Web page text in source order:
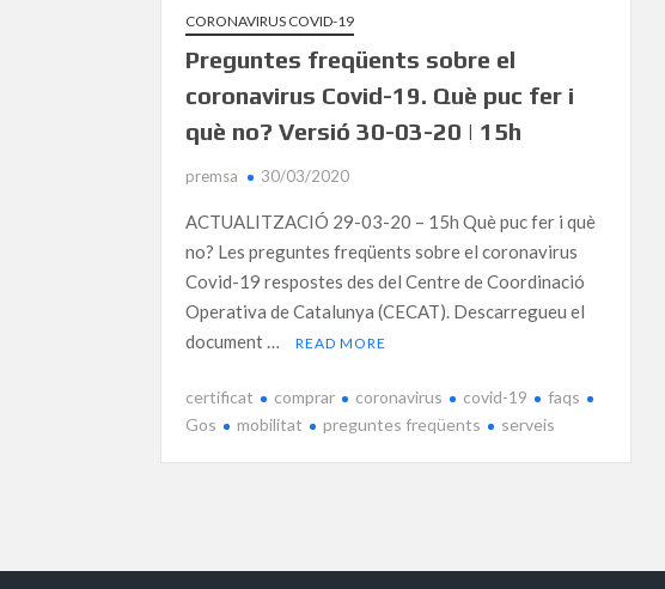
CORONAVIRUS COVID-19
Preguntes freqüents sobre el
coronavirus Covid-19. Què puc fer i
què no? Versió 30-03-20 | 15h
premsa 30/03/2020
ACTUALITZACIÓ 29-03-20 – 15h Què puc fer i què
no? Les preguntes freqüents sobre el coronavirus
Covid-19 respostes des del Centre de Coordinació
Operativa de Catalunya (CECAT). Descarregueu el
document …
READ MORE
certificat comprar coronavirus covid-19
faqs
Gos
mobilitat preguntes freqüents serveis